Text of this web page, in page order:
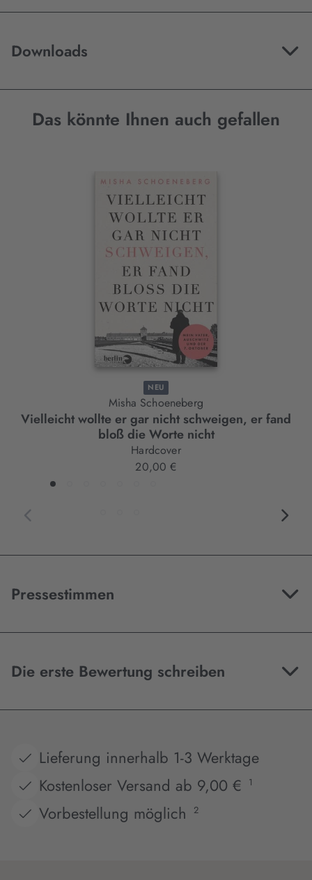
Downloads
Das könnte Ihnen auch gefallen
Interaktives
NEU
Misha Schoeneberg
Vielleicht wollte er gar nicht schweigen, er fand
bloß die Worte nicht
Hardcover
20,00 €
Pressestimmen
Die erste Bewertung schreiben
Lieferung innerhalb 1-3 Werktage
Kostenloser Versand ab 9,00 €
1
Vorbestellung möglich 2